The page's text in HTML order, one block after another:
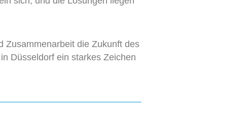
Zusammenarbeit die Zukunft des
Düsseldorf ein starkes Zeichen